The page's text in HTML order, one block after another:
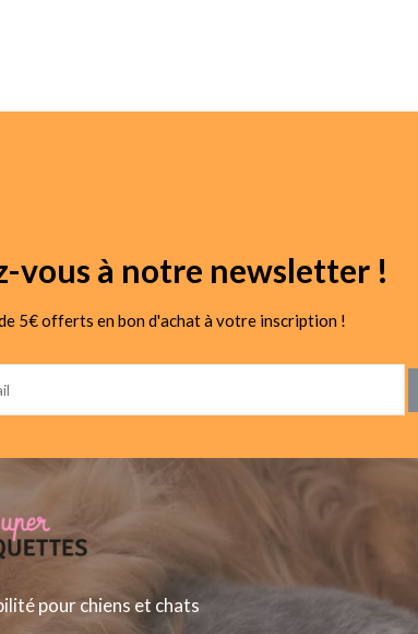
vous à notre newsletter !
5€ offerts en bon d'achat à votre inscription !
pour chiens et chats